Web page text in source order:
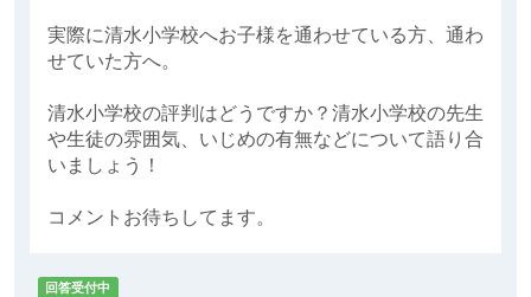
実際に清水小学校へお子様を通わせている方、通わ
せていた方へ。
清水小学校の評判はどうですか？清水小学校の先生
や生徒の雰囲気、いじめの有無などについて語り合
いましょう！
コメントお待ちしてます。
回答受付中